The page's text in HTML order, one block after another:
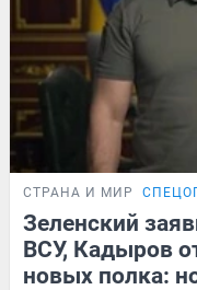
СТРАНА И МИР
Зеленский
ВСУ, Кадыров
новых полка: